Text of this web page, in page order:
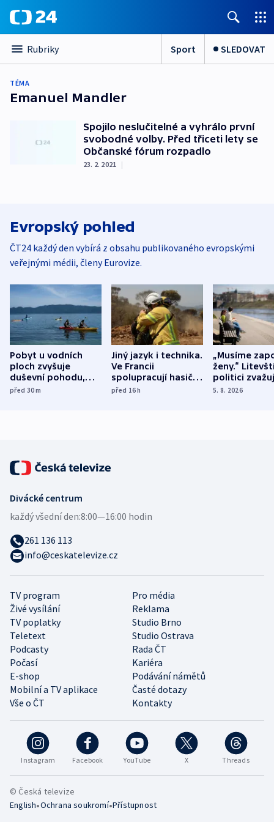
Rubriky Sport SLEDOVAT
TÉMA
Emanuel Mandler
Spojilo neslučitelné a vyhrálo první
svobodné volby. Před třiceti lety se
Občanské fórum rozpadlo
23. 2. 2021 |
Evropský pohled
ČT24 každý den vybírá z obsahu publikovaného evropskými
veřejnými médii, členy Eurovize.
Pobyt u vodních
ploch zvyšuje
duševní pohodu,
ukázala
před 30m
Jiný jazyk i technika.
Ve Francii
spolupracují hasiči z
různých zemí
před 16h
„Musíme
ženy.“
politici
dohodu o
5. 8. 2026
Instagram Facebook YouTube X Threads
TV program
Pro média
Živé vysílání
Reklama
TV poplatky
Studio Brno
Teletext
Studio Ostrava
Podcasty
Rada ČT
Počasí
Kariéra
E-shop
Podávání námětů
Mobilní a TV aplikace
Časté dotazy
Vše o ČT
Kontakty
Divácké centrum
každý všední den:8:00—16:00 hodin
261 136 113
info@ceskatelevize.cz
© Česká televize
English•Ochrana soukromí•Přístupnost